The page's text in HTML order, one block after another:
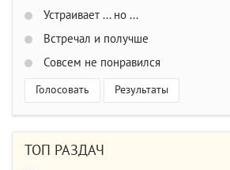
Устраивает ... но ...
Встречал и получше
Совсем не понравился
Голосовать Результаты
ТОП РАЗДАЧ